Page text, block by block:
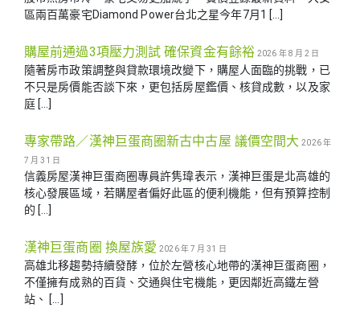
區兩百萬豪宅Diamond Power台北之星今年7月1 […]
購屋前通過3項壓力測試 確保資金有餘裕 2026 年 8 月 2 日
隨著房市政策調整與貸款環境改變下，購屋人面臨的挑戰，已
不只是房價能否談下來，更包括房屋鑑價、核貸成數，以及家
庭 […]
專家帶路／漢神巨蛋商圈新古中古屋 議價空間大 2026 年
7 月 31 日
信義房屋漢神巨蛋商圈專員許隽瑋表示，漢神巨蛋是北高雄的
核心發展區域，若購屋者偏好此區的便利機能，但有預算控制
的 […]
漢神巨蛋商圈 換屋族愛 2026 年 7 月 31 日
高雄北移趨勢持續發酵，位於左營核心地帶的漢神巨蛋商圈，
不僅擁有成熟的百貨、交通與住宅機能，更因鄰近高鐵左營
站、 […]